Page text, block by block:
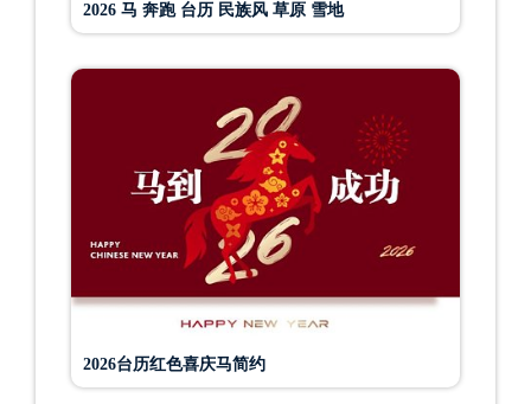
2026 马 奔跑 台历 民族风 草原 雪地
2026台历红色喜庆马简约